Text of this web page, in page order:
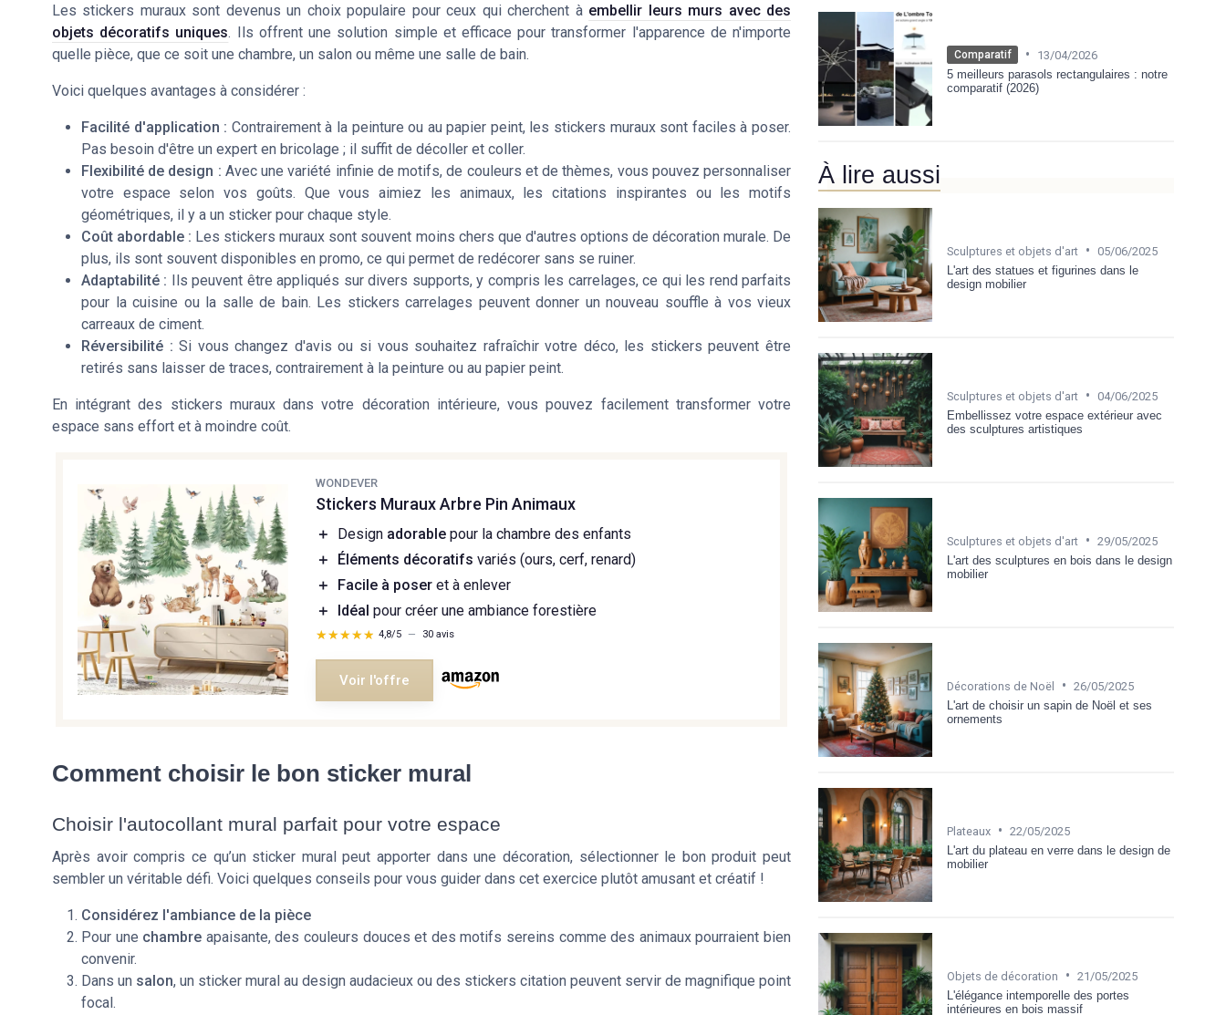
Les stickers muraux sont devenus un choix populaire pour ceux qui cherchent à embellir leurs murs avec des
objets décoratifs uniques. Ils offrent une solution simple et efficace pour transformer l'apparence de n'importe
quelle pièce, que ce soit une chambre, un salon ou même une salle de bain.
Voici quelques avantages à considérer :
Facilité d'application : Contrairement à la peinture ou au papier peint, les stickers muraux sont faciles à poser.
Pas besoin d'être un expert en bricolage ; il suffit de décoller et coller.
Flexibilité de design : Avec une variété infinie de motifs, de couleurs et de thèmes, vous pouvez personnaliser
votre espace selon vos goûts. Que vous aimiez les animaux, les citations inspirantes ou les motifs
géométriques, il y a un sticker pour chaque style.
Coût abordable : Les stickers muraux sont souvent moins chers que d'autres options de décoration murale. De
plus, ils sont souvent disponibles en promo, ce qui permet de redécorer sans se ruiner.
Adaptabilité : Ils peuvent être appliqués sur divers supports, y compris les carrelages, ce qui les rend parfaits
pour la cuisine ou la salle de bain. Les stickers carrelages peuvent donner un nouveau souffle à vos vieux
carreaux de ciment.
Réversibilité : Si vous changez d'avis ou si vous souhaitez rafraîchir votre déco, les stickers peuvent être
retirés sans laisser de traces, contrairement à la peinture ou au papier peint.
En intégrant des stickers muraux dans votre décoration intérieure, vous pouvez facilement transformer votre
espace sans effort et à moindre coût.
WONDEVER
Stickers Muraux Arbre Pin Animaux
＋ Design adorable pour la chambre des enfants
＋
Éléments décoratifs variés (ours, cerf, renard)
＋
Facile à poser et à enlever
＋
Idéal pour créer une ambiance forestière
★★★★★
★★★★★ 4,8/5 — 30 avis
Voir l'offre
Comment choisir le bon sticker mural
Choisir l'autocollant mural parfait pour votre espace
Après avoir compris ce qu’un sticker mural peut apporter dans une décoration, sélectionner le bon produit peut
sembler un véritable défi. Voici quelques conseils pour vous guider dans cet exercice plutôt amusant et créatif !
Considérez l'ambiance de la pièce
Pour une chambre apaisante, des couleurs douces et des motifs sereins comme des animaux pourraient bien
convenir.
Dans un salon, un sticker mural au design audacieux ou des stickers citation peuvent servir de magnifique point
focal.
Comparatif •
13/04/2026
5 meilleurs parasols rectangulaires : notre
comparatif (2026)
À lire aussi
Sculptures et objets d'art • 05/06/2025
L'art des statues et figurines dans le
design mobilier
Sculptures et objets d'art • 04/06/2025
Embellissez votre espace extérieur avec
des sculptures artistiques
Sculptures et objets d'art • 29/05/2025
L'art des sculptures en bois dans le design
mobilier
Décorations de Noël • 26/05/2025
L'art de choisir un sapin de Noël et ses
ornements
Plateaux • 22/05/2025
L'art du plateau en verre dans le design de
mobilier
Objets de décoration • 21/05/2025
L'élégance intemporelle des portes
intérieures en bois massif